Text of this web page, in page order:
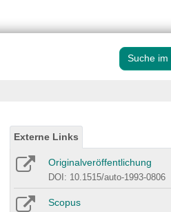
Suche im
Externe Links
Originalveröffentlichung
DOI: 10.1515/auto-1993-0806
Scopus